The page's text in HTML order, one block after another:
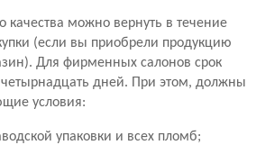
можно вернуть в течение
(если вы приобрели продукцию
Для фирменных салонов срок
четырнадцать дней. При этом, должны
условия:
упаковки и всех пломб;